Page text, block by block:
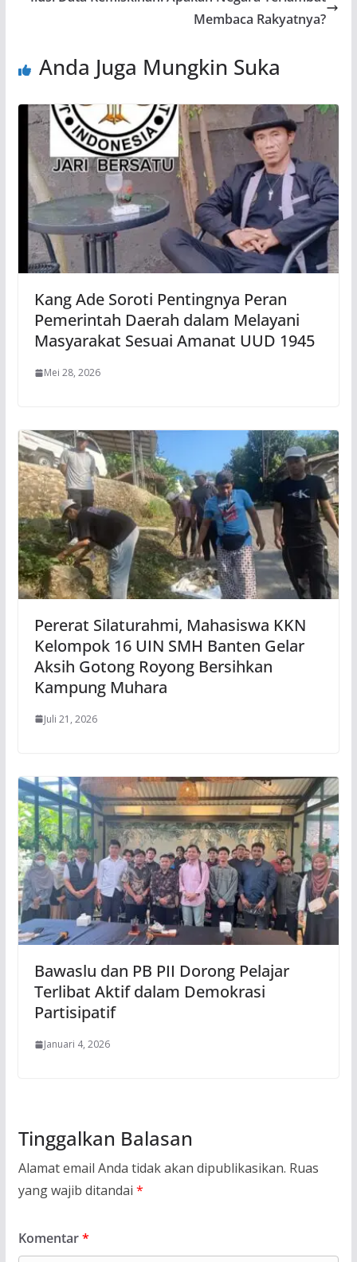
Membaca Rakyatnya?
Anda Juga Mungkin Suka
Kang Ade Soroti Pentingnya Peran
Pemerintah Daerah dalam Melayani
Masyarakat Sesuai Amanat UUD 1945
Mei 28, 2026
Pererat Silaturahmi, Mahasiswa KKN
Kelompok 16 UIN SMH Banten Gelar
Aksih Gotong Royong Bersihkan
Kampung Muhara
Juli 21, 2026
Bawaslu dan PB PII Dorong Pelajar
Terlibat Aktif dalam Demokrasi
Partisipatif
Januari 4, 2026
Tinggalkan Balasan
Alamat email Anda tidak akan dipublikasikan. Ruas
yang wajib ditandai *
Komentar*